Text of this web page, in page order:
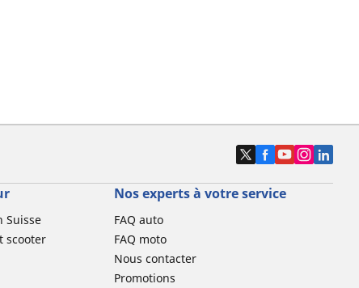
Suisse
scooter
Nos experts à votre service
FAQ auto
FAQ moto
Nous contacter
Promotions